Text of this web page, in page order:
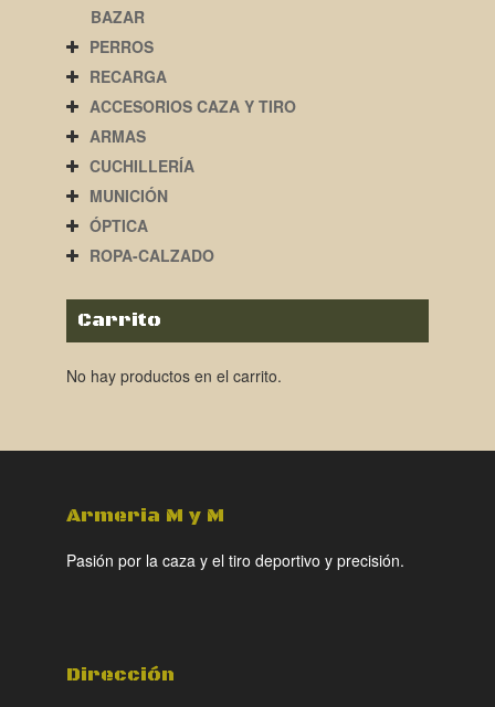
BAZAR
PERROS
RECARGA
ACCESORIOS CAZA Y TIRO
ARMAS
CUCHILLERÍA
MUNICIÓN
ÓPTICA
ROPA-CALZADO
Carrito
No hay productos en el carrito.
Armeria M y M
Pasión por la caza y el tiro deportivo y precisión.
Dirección